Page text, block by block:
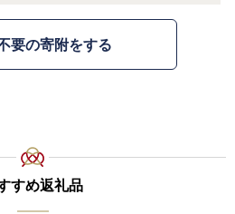
要の寄附をする
すめ返礼品